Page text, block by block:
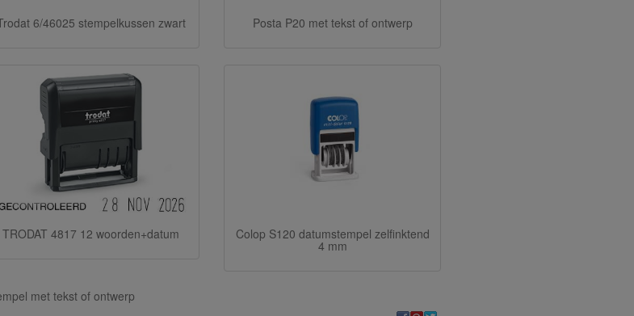
6/46025 stempelkussen zwart Posta P20 met tekst of ontwerp
TRODAT 4817 12 woorden+datum Colop S120 datumstempel zelfinktend
4 mm
met tekst of ontwerp